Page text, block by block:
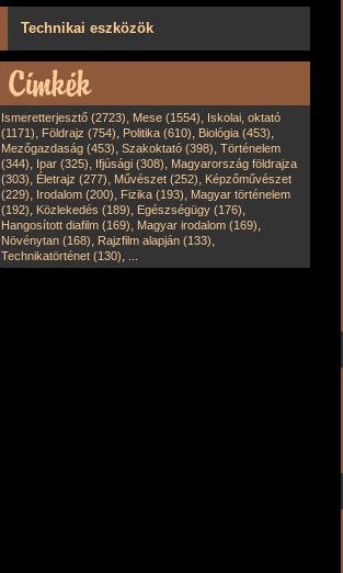
Technikai eszközök
Ismeretterjesztő (2723), Mese (1554), Iskolai, oktató
(1171), Földrajz (754), Politika (610), Biológia (453),
Mezőgazdaság (453), Szakoktató (398), Történelem
(344), Ipar (325), Ifjúsági (308), Magyarország földrajza
(303), Életrajz (277), Művészet (252), Képzőművészet
(229), Irodalom (200), Fizika (193), Magyar történelem
(192), Közlekedés (189), Egészségügy (176),
Hangosított diafilm (169), Magyar irodalom (169),
Növénytan (168), Rajzfilm alapján (133),
Technikatörténet (130),